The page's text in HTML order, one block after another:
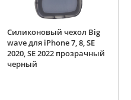
Силиконовый чехол Big
wave для iPhone 7, 8, SE
2020, SE 2022 прозрачный
черный